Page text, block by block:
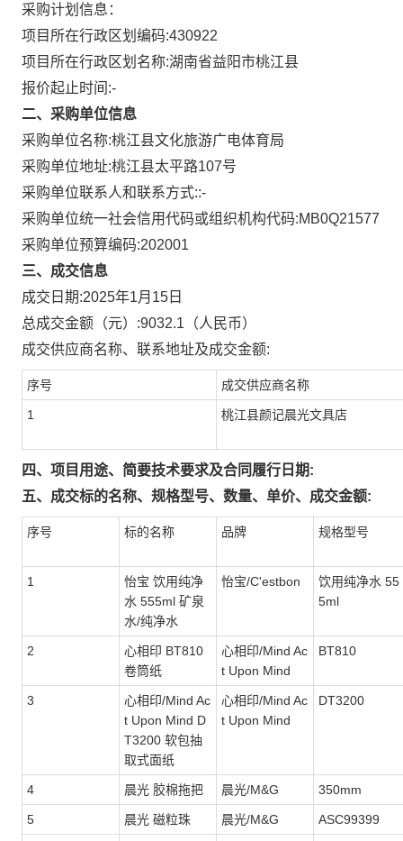
采购计划信息：
项目所在行政区划编码:430922
项目所在行政区划名称:湖南省益阳市桃江县
报价起止时间:-
二、采购单位信息
采购单位名称:桃江县文化旅游广电体育局
采购单位地址:桃江县太平路107号
采购单位联系人和联系方式::-
采购单位统一社会信用代码或组织机构代码:MB0Q21577
采购单位预算编码:202001
三、成交信息
成交日期:2025年1月15日
总成交金额（元）:9032.1 （人民币）
成交供应商名称、联系地址及成交金额:
序号 成交供应商名称
1 桃江县颜记晨光文具店
四、项目用途、简要技术要求及合同履行日期:
五、成交标的名称、规格型号、数量、单价、成交金额:
序号 标的名称 品牌 规格型号
1
怡宝 饮用纯净
水 555ml 矿泉
水/纯净水
怡宝/C'estbon
饮用纯净水 55
5ml
2
心相印 BT810
卷筒纸
心相印/Mind Ac
t Upon Mind
BT810
3
心相印/Mind Ac
t Upon Mind D
T3200 软包抽
取式面纸
心相印/Mind Ac
t Upon Mind
DT3200
4 晨光 胶棉拖把 晨光/M&G 350mm
5 晨光 磁粒珠 晨光/M&G ASC99399